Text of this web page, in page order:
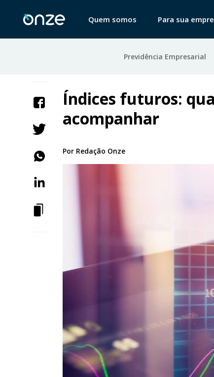
Quem somos Para sua
Previdência Empresarial
Índices futuros:
acompanhar
Por Redação Onze